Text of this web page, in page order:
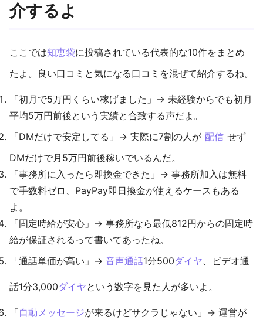
介するよ
ここでは知恵袋に投稿されている代表的な10件をまとめ
たよ。良い口コミと気になる口コミを混ぜて紹介するね。
「初月で5万円くらい稼げました」→ 未経験からでも初月
平均5万円前後という実績と合致する声だよ。
「DMだけで安定してる」→ 実際に7割の人が 配信 せず
DMだけで月5万円前後稼いでいるんだ。
「事務所に入ったら即換金できた」→ 事務所加入は無料
で手数料ゼロ、PayPay即日換金が使えるケースもある
よ。
「固定時給が安心」→ 事務所なら最低812円からの固定時
給が保証されるって書いてあったね。
「通話単価が高い」→ 音声通話1分500ダイヤ、ビデオ通
話1分3,000ダイヤという数字を見た人が多いよ。
「自動メッセージが来るけどサクラじゃない」→ 運営が